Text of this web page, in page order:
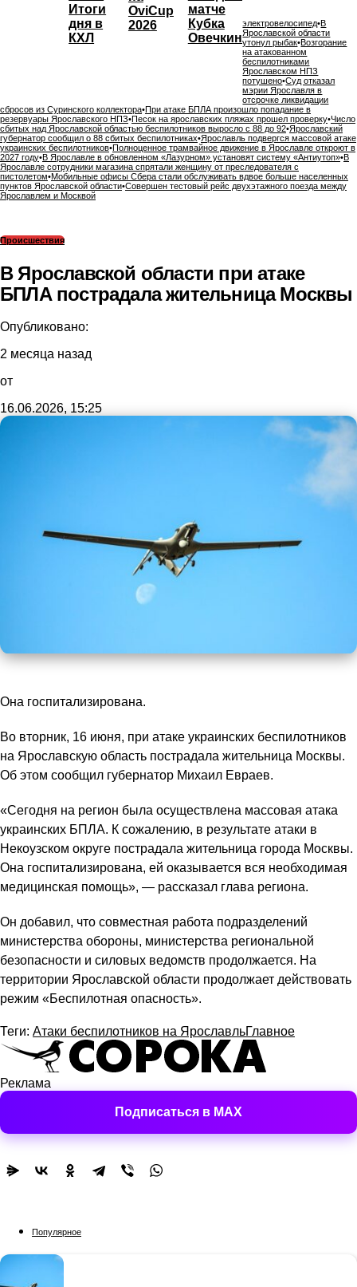
Итоги
дня в
КХЛ
OviCup
2026
матче
Кубка
Овечкина
электровелосипед•В
Ярославской области
утонул рыбак•Возгорание
на атакованном
беспилотниками
Ярославском НПЗ
потушено•Суд отказал
мэрии Ярославля в
отсрочке ликвидации
сбросов из Суринского коллектора•При атаке БПЛА произошло попадание в
резервуары Ярославского НПЗ•Песок на ярославских пляжах прошел проверку•Число
сбитых над Ярославской областью беспилотников выросло с 88 до 92•Ярославский
губернатор сообщил о 88 сбитых беспилотниках•Ярославль подвергся массовой атаке
украинских беспилотников•Полноценное трамвайное движение в Ярославле откроют в
2027 году•В Ярославле в обновленном «Лазурном» установят систему «Антиутоп»•В
Ярославле сотрудники магазина спрятали женщину от преследователя с
пистолетом•Мобильные офисы Сбера стали обслуживать вдвое больше населенных
пунктов Ярославской области•Совершен тестовый рейс двухэтажного поезда между
Ярославлем и Москвой
Происшествия
В Ярославской области при атаке
БПЛА пострадала жительница Москвы
Опубликовано:
2 месяца назад
от
16.06.2026, 15:25
Она госпитализирована.
Во вторник, 16 июня, при атаке украинских беспилотников
на Ярославскую область пострадала жительница Москвы.
Об этом сообщил губернатор Михаил Евраев.
«Сегодня на регион была осуществлена массовая атака
украинских БПЛА. К сожалению, в результате атаки в
Некоузском округе пострадала жительница города Москвы.
Она госпитализирована, ей оказывается вся необходимая
медицинская помощь», — рассказал глава региона.
Он добавил, что совместная работа подразделений
министерства обороны, министерства региональной
безопасности и силовых ведомств продолжается. На
территории Ярославской области продолжает действовать
режим «Беспилотная опасность».
Теги: Атаки беспилотников на ЯрославльГлавное
Реклама
Подписаться в MAX
Популярное